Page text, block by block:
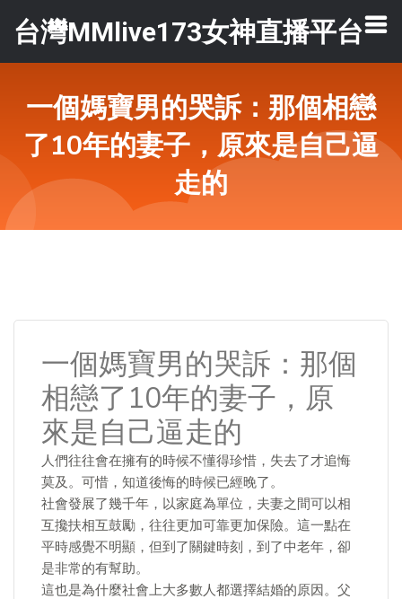
台灣MMlive173女神直播平台
一個媽寶男的哭訴：那個相戀
了10年的妻子，原來是自己逼
走的
一個媽寶男的哭訴：那個
相戀了10年的妻子，原
來是自己逼走的
人們往往會在擁有的時候不懂得珍惜，失去了才追悔
莫及。可惜，知道後悔的時候已經晚了。
社會發展了幾千年，以家庭為單位，夫妻之間可以相
互攙扶相互鼓勵，往往更加可靠更加保險。這一點在
平時感覺不明顯，但到了關鍵時刻，到了中老年，卻
是非常的有幫助。
這也是為什麼社會上大多數人都選擇結婚的原因。父